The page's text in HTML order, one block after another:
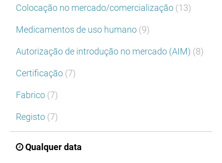
Colocação no mercado/comercialização (13)
Medicamentos de uso humano (9)
Autorização de introdução no mercado (AIM) (8)
Certificação (7)
Fabrico (7)
Registo (7)
Qualquer data